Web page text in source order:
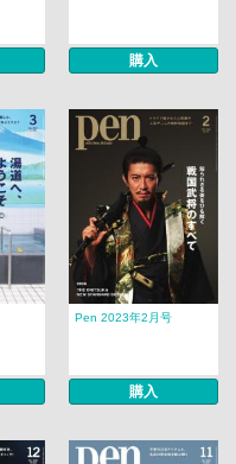
購入
Pen 2023年2月号
購入